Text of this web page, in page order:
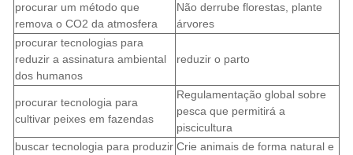
procurar um método que
remova o CO2 da atmosfera
Não derrube florestas, plante
árvores
procurar tecnologias para
reduzir a assinatura ambiental
dos humanos
reduzir o parto
procurar tecnologia para
cultivar peixes em fazendas
Regulamentação global sobre
pesca que permitirá a
piscicultura
buscar tecnologia para produzir Crie animais de forma natural e